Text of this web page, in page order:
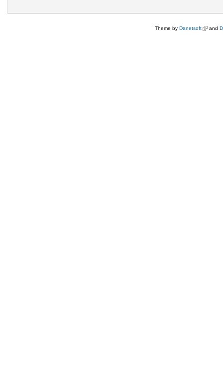
Theme by Danetsoft(külső
and